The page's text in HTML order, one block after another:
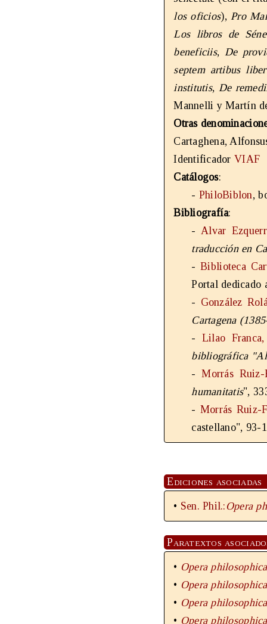
los oficios),Pro
Los libros de
beneficiis, De
septem artibus
institutis, De
Mannelli y Martín
Otras
Cartaghena,
IdentificadorVIAF
Catálogos:
- PhiloBiblon,
Bibliografía:
-Alvar
traducción en
-Biblioteca
Portal dedicado
- González
Cartagena
- Lilao
bibliográfica
-Morrás
humanitatis",
- Morrás Ruiz-
castellano", 93-
Ediciones asociadas
• Sen. Phil.: Opera
Paratextos
• Opera
• Opera
• Opera
• Opera